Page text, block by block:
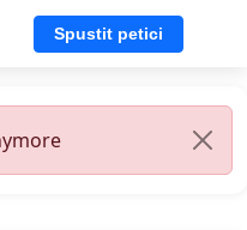
Spustit petici